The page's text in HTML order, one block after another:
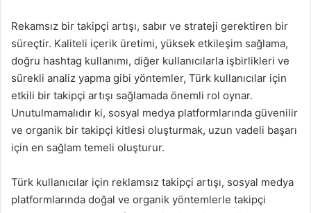
Rekamsız bir takipçi artışı, sabır ve strateji gerektiren bir
süreçtir. Kaliteli içerik üretimi, yüksek etkileşim sağlama,
doğru hashtag kullanımı, diğer kullanıcılarla işbirlikleri ve
sürekli analiz yapma gibi yöntemler, Türk kullanıcılar için
etkili bir takipçi artışı sağlamada önemli rol oynar.
Unutulmamalıdır ki, sosyal medya platformlarında güvenilir
ve organik bir takipçi kitlesi oluşturmak, uzun vadeli başarı
için en sağlam temeli oluşturur.
Türk kullanıcılar için reklamsız takipçi artışı, sosyal medya
platformlarında doğal ve organik yöntemlerle takipçi